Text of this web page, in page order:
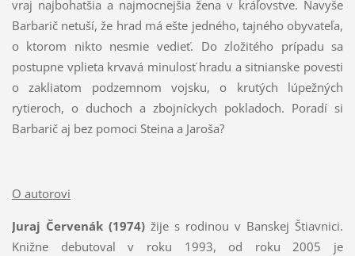
vraj najbohatšia a najmocnejšia žena v kráľovstve. Navyše
Barbarič netuší, že hrad má ešte jedného, tajného obyvateľa,
o ktorom nikto nesmie vedieť. Do zložitého prípadu sa
postupne vplieta krvavá minulosť hradu a sitnianske povesti
o zakliatom podzemnom vojsku, o krutých lúpežných
rytieroch, o duchoch a zbojníckych pokladoch. Poradí si
Barbarič aj bez pomoci Steina a Jaroša?
O autorovi
Juraj Červenák (1974) žije s rodinou v Banskej Štiavnici.
Knižne debutoval v roku 1993, od roku 2005 je